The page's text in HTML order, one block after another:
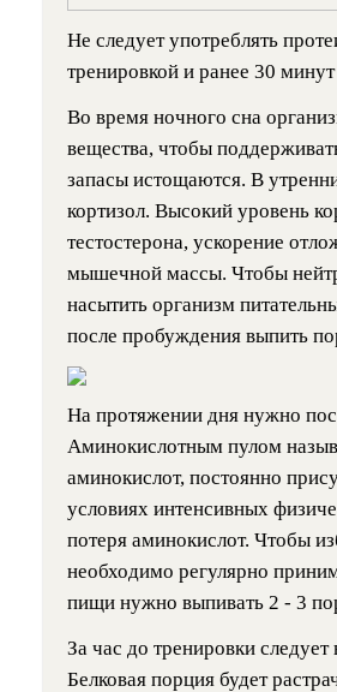
Не следует употреблять
тренировкой и ранее 30
Во время ночного сна
вещества, чтобы
запасы истощаются. В
кортизол. Высокий уровень
тестостерона, ускорение
мышечной массы. Чтобы
насытить организм
после пробуждения выпить
На протяжении дня нужно
Аминокислотным пулом
аминокислот, постоянно
условиях интенсивных
потеря аминокислот. Чтобы
необходимо регулярно
пищи нужно выпивать 2 - 3
За час до тренировки
Белковая порция будет